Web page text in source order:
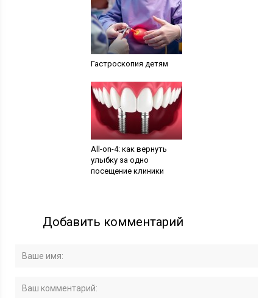
Гастроскопия детям
All-on-4: как вернуть
улыбку за одно
посещение клиники
Добавить комментарий